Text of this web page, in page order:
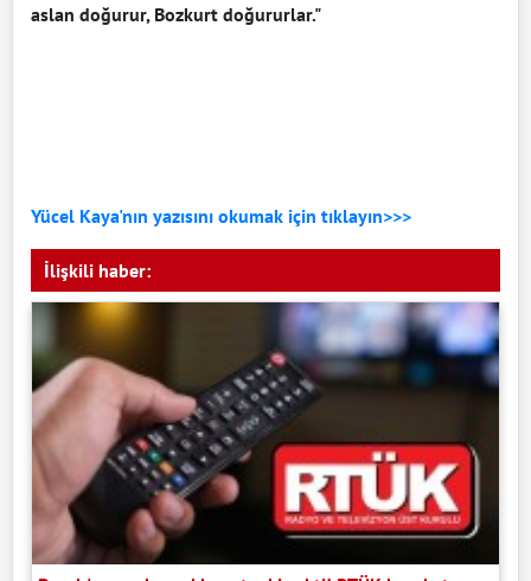
aslan doğurur, Bozkurt doğururlar."
Yücel Kaya'nın yazısını okumak için tıklayın>>>
İlişkili haber: